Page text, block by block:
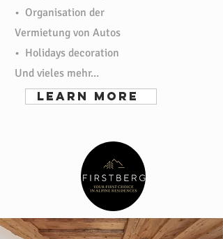
• Organisation der
Vermietung von Autos
• Holidays decoration
Und vieles mehr...
learn more